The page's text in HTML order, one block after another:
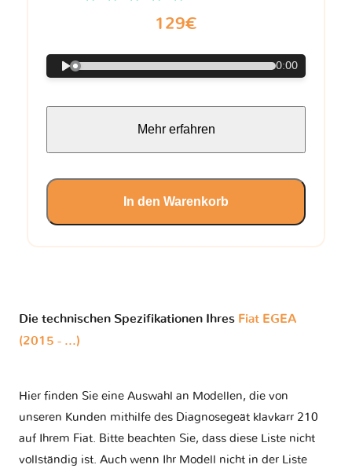
129€
0:00
Mehr erfahren
In den Warenkorb
Die technischen Spezifikationen Ihres Fiat EGEA
(2015 - ...)
Hier finden Sie eine Auswahl an Modellen, die von
unseren Kunden mithilfe des Diagnosegeät klavkarr 210
auf Ihrem Fiat. Bitte beachten Sie, dass diese Liste nicht
vollständig ist. Auch wenn Ihr Modell nicht in der Liste